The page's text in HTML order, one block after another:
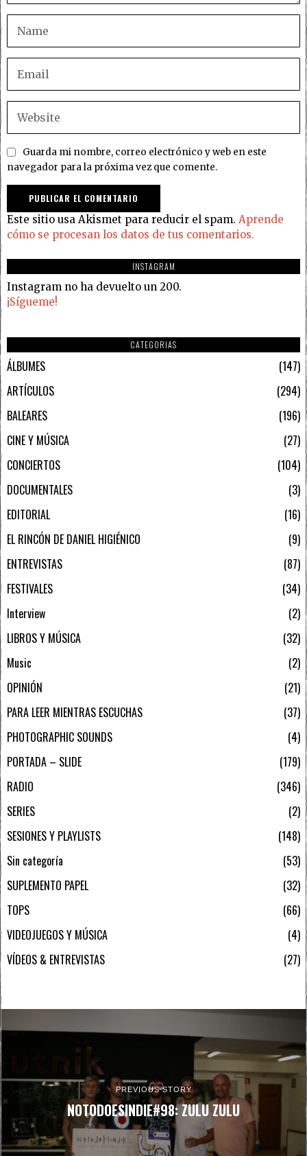
Guarda mi nombre, correo electrónico y web en este
navegador para la próxima vez que comente.
Este sitio usa Akismet para reducir el spam. Aprende
cómo se procesan los datos de tus comentarios.
INSTAGRAM
Instagram no ha devuelto un 200.
¡Sígueme!
CATEGORIAS
ÁLBUMES
147
ARTÍCULOS
294
BALEARES
196
CINE Y MÚSICA
27
CONCIERTOS
104
DOCUMENTALES
3
EDITORIAL
16
EL RINCÓN DE DANIEL HIGIÉNICO
9
ENTREVISTAS
87
FESTIVALES
34
Interview
2
LIBROS Y MÚSICA
32
Music
2
OPINIÓN
21
PARA LEER MIENTRAS ESCUCHAS
37
PHOTOGRAPHIC SOUNDS
4
PORTADA – SLIDE
179
RADIO
346
SERIES
2
SESIONES Y PLAYLISTS
148
Sin categoría
53
SUPLEMENTO PAPEL
32
TOPS
66
VIDEOJUEGOS Y MÚSICA
4
VÍDEOS & ENTREVISTAS
27
PREVIOUS STORY
NOTODOESINDIE#98: ZULU ZULU